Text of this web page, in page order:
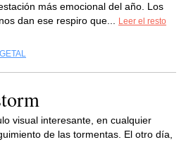
más emocional del año. Los
dan ese respiro que...
Leer el resto
visual interesante, en cualquier
de las tormentas. El otro día,